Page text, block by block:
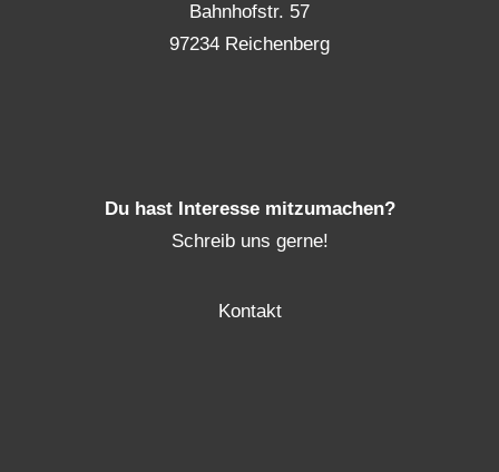
Bahnhofstr. 57
97234 Reichenberg
Du hast Interesse mitzumachen?
Schreib uns gerne!
Kontakt